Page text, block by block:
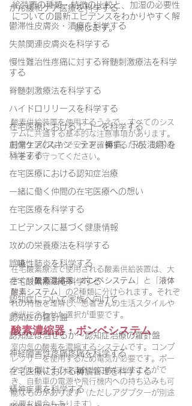
がん緩和ケア医療を科学する
鬱滞性皮膚炎・潰瘍を科学する
失禁関連皮膚炎を科学する
慢性難治性疼痛に対する脊髄刺激療法を科学
する
脊髄刺激療法を科学する
ハイドロリリースを科学する
在宅医療におけるエコーを科学する
創傷ケア(スキン テア、褥瘡、下肢潰瘍)を
科学する
在宅医療における認知症治療
一緒に働く仲間の在宅医療への想い
在宅医療を科学する
エビデンスに基づく健康情報
攻めの栄養療法を科学する
誤嚥性肺炎を科学する
在宅酸素療法を科学する
認知症について家族へ向けて
認知症の羅針盤
認知症は治せるか～認知症治療の羅針盤
神経障害性疼痛疼痛を科学する
在宅医療における褥瘡管理を科学する
精神疾患を科学する
給装置の種類・特徴の比較と、加湿の必要性
についての最新エビデンスをわかりやすく解
説します。
点
酸素供給装置を使用するうえで、すべてのシス
テムに共通する基本的な注意事項があります。
日常生活のなかで安全を確保するため、以下の
点を必ず守ってください。
在宅酸素療法で使用される酸素供給装置は、大
きく「酸素濃縮器・ボンベシステム 」と「 液体
酸素システム 」の2種類に分けられます。それぞ
れの特徴を理解し、患者さんの生活スタイルや
病状に合わせた選択が重要です。
酸素濃縮器・ボンベシステム
室内気の酸素を濃縮するシステムです。コンプ
レッサーを使用するため電気が必要です。ポー
タブル型はそのまま外出に持ち出すことがで
き、自動車の電源や飛行機内への持ち込みも可
能なものがあります（ただしアダプターが別途
必要な場合もあります）。